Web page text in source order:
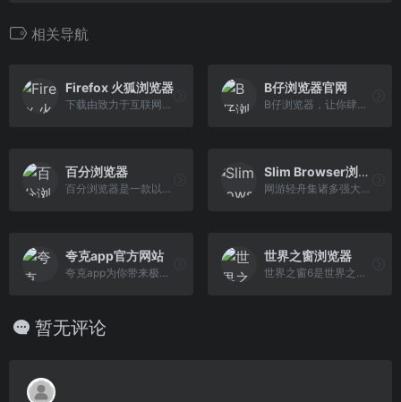
相关导航
Firefox 火狐浏览器
下载由致力于互联网健康与隐私保护的非营利组织 Mozilla 全力开发的浏览器 — Firefox。Windows、Mac、Linux、Android、与 iOS 版皆可免费下载。
B仔浏览器官网
B仔浏览器，让你肆意享用简洁清爽、快速高效的手机浏览器。充分发挥广告拦截、插件等先进技术，达到”简单””好用”的设计初衷。
百分浏览器
百分浏览器是一款以快速和实用为目标的Chrome增强版浏览器，它紧跟最新版Chrome内核，不断增强办公和娱乐相关的上网体验。
Slim Browser浏览器
网游轻舟集诸多强大功能于一身，致力成为Windows平台最快最好用的浏览器，给您开始全新的冲浪体验!
夸克app官方网站
夸克app为你带来极速、智能、高效的搜索体验,找答案、找资料、找工具,做你学习、工作、生活的高效拍档。登录夸克app官网,立刻下载最新版夸克app,夸克网盘是夸克 推出的一款云服务产品,功能包括云存储、高清看剧、文件在线解压、PDF一键转换等。通过夸克网盘可随时随地管理和使用照片、文档、手机资料,夸克浏览器,夸克翻译,夸克小说,夸克扫描。
世界之窗浏览器
世界之窗6是世界之窗全新开发的一款小巧、快速的双核浏览器。他具有体积小巧、启动速度快、打开网页快、资源占用小、使用流畅等特色，在中、低配置的电脑上优势 更加明显。
暂无评论